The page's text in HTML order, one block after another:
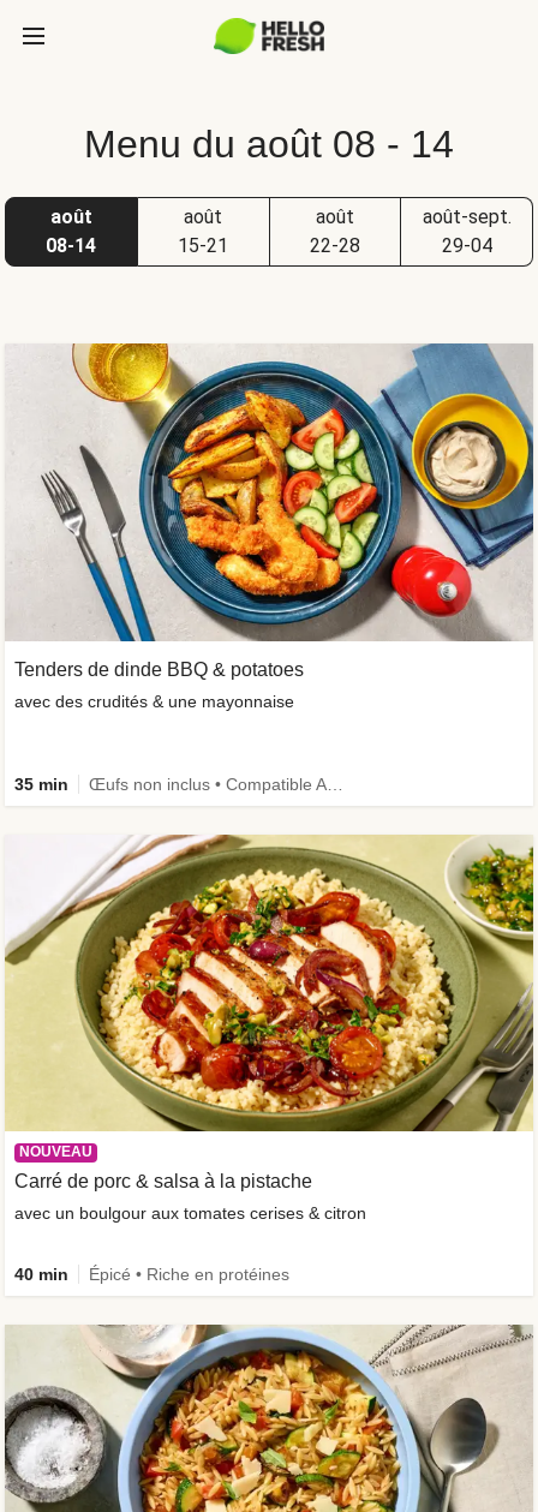
Menu du août 08 - 14
août
08-14
août
15-21
août
22-28
août-sept.
29-04
NOUVEAU
Carré de porc & salsa à la pistache
avec un boulgour aux tomates cerises & citron
40 min Épicé • Riche en protéines
Tenders de dinde BBQ & potatoes
avec des crudités & une mayonnaise
35 min